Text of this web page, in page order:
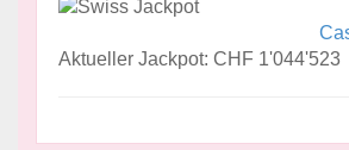
Aktueller Jackpot: CHF 1'044'523